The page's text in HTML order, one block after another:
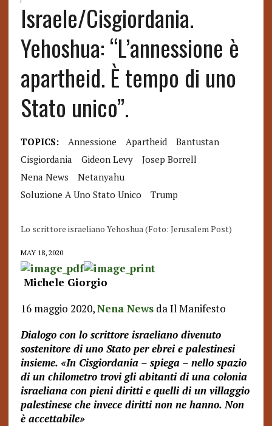
Israele/Cisgiordania.
Yehoshua: “L’annessione è
apartheid. È tempo di uno
Stato unico”.
TOPICS: Annessione Apartheid
Bantustan
Cisgiordania
Gideon Levy
Josep Borrell
Nena News
Netanyahu
Soluzione A Uno Stato Unico
Trump
Lo scrittore israeliano Yehoshua (Foto: Jerusalem Post)
MAY 18, 2020
Michele Giorgio
16 maggio 2020,Nena Newsda Il Manifesto
Dialogo con lo scrittore israeliano divenuto
sostenitore di uno Stato per ebrei e palestinesi
insieme. «In Cisgiordania – spiega – nello spazio
di un chilometro trovi gli abitanti di una colonia
israeliana con pieni diritti e quelli di un villaggio
palestinese che invece diritti non ne hanno. Non
è accettabile»